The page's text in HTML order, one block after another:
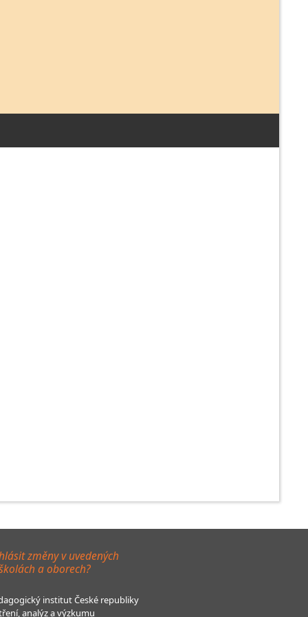
změny v uvedených
a oborech?
institut České republiky
analýz a výzkumu